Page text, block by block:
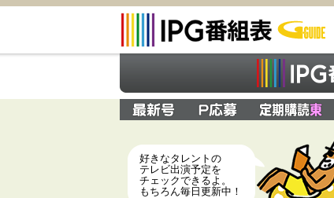
好きなタレントの
テレビ出演予定を
チェックできるよ。
もちろん毎日更新中！